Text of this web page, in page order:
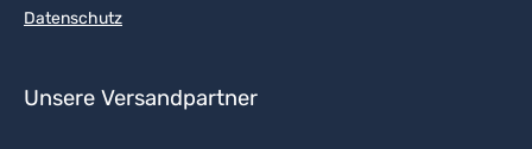
Datenschutz
Unsere Versandpartner